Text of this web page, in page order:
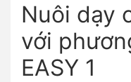
Nuôi dạy
với
EASY 1